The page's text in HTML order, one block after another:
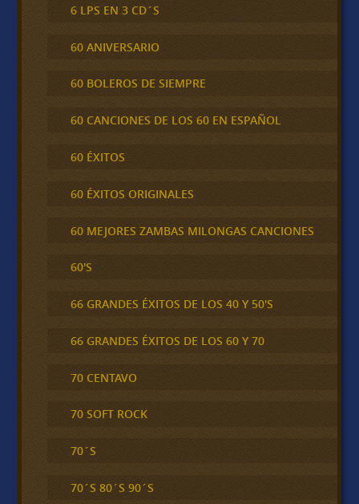
6 LPS EN 3 CD´S
60 ANIVERSARIO
60 BOLEROS DE SIEMPRE
60 CANCIONES DE LOS 60 EN ESPAÑOL
60 ÉXITOS
60 ÉXITOS ORIGINALES
60 MEJORES ZAMBAS MILONGAS CANCIONES
60'S
66 GRANDES ÉXITOS DE LOS 40 Y 50'S
66 GRANDES ÉXITOS DE LOS 60 Y 70
70 CENTAVO
70 SOFT ROCK
70´S
70´S 80´S 90´S